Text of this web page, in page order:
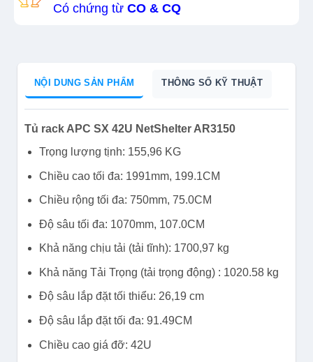
Có chứng từ CO & CQ
NỘI DUNG SẢN PHẨM THÔNG SỐ KỸ THUẬT
Tủ rack APC SX 42U NetShelter AR3150
Trọng lượng tịnh: 155,96 KG
Chiều cao tối đa: 1991mm, 199.1CM
Chiều rộng tối đa: 750mm, 75.0CM
Độ sâu tối đa: 1070mm, 107.0CM
Khả năng chịu tải (tải tĩnh): 1700,97 kg
Khả năng Tải Trọng (tải trọng động) : 1020.58 kg
Độ sâu lắp đặt tối thiểu: 26,19 cm
Độ sâu lắp đặt tối đa: 91.49CM
Chiều cao giá đỡ: 42U